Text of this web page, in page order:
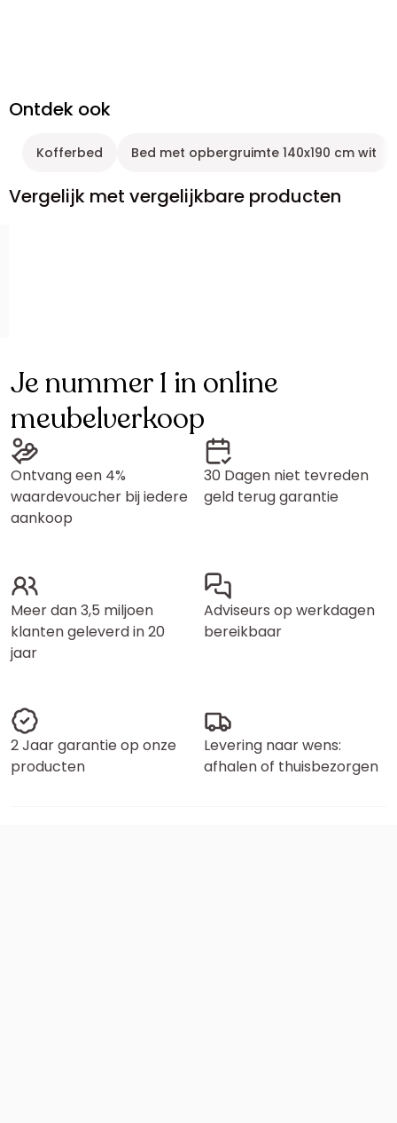
Ontdek ook
Kofferbed Bed met opbergruimte 140x190 cm wit
Vergelijk met vergelijkbare producten
Je nummer 1 in online
meubelverkoop
Ontvang een 4%
waardevoucher bij iedere
aankoop
30 Dagen niet tevreden
geld terug garantie
Meer dan 3,5 miljoen
klanten geleverd in 20
jaar
Adviseurs op werkdagen
bereikbaar
2 Jaar garantie op onze
producten
Levering naar wens:
afhalen of thuisbezorgen